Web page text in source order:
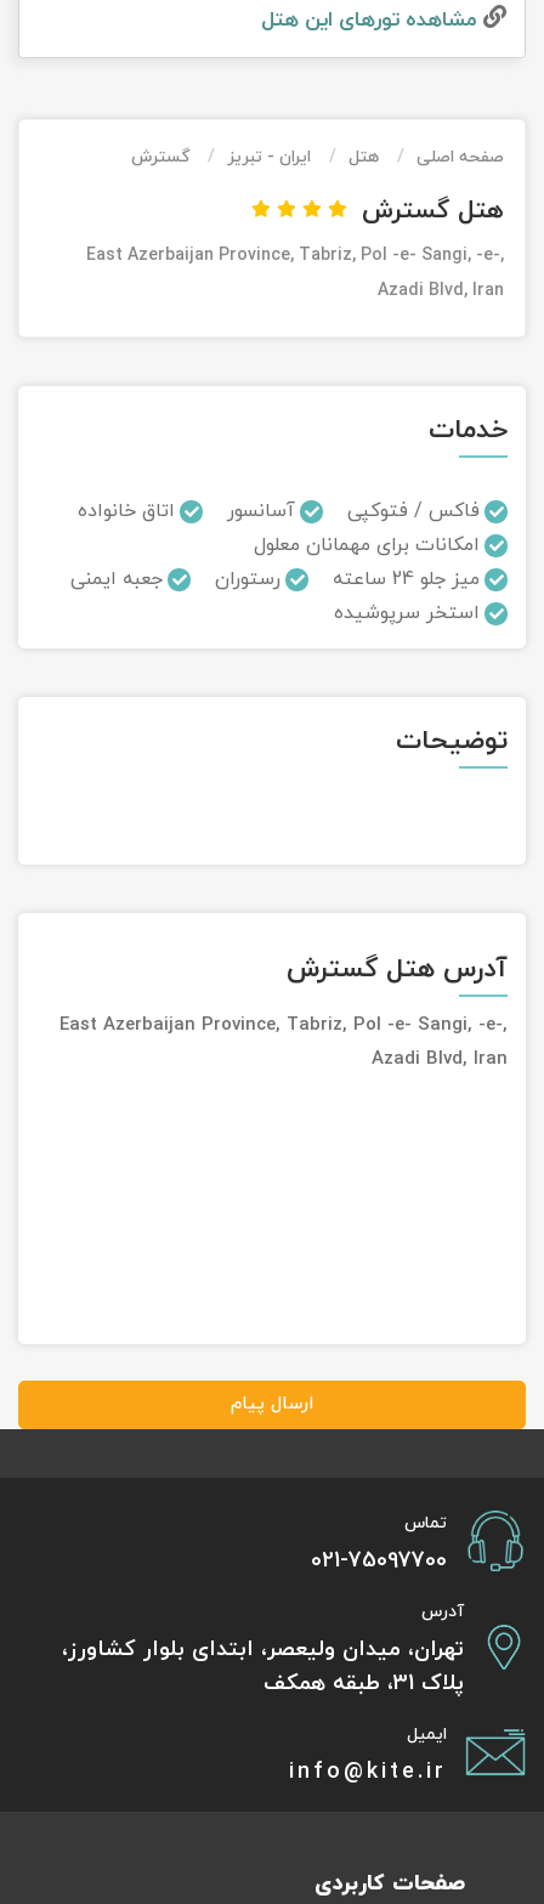
مشاهده تور‌های این هتل
صفحه اصلی هتل ایران - تبریز گسترش
هتل گسترش
East Azerbaijan Province, Tabriz, Pol -e- Sangi, -e-,
Azadi Blvd, Iran
خدمات
فاکس / فتوکپی آسانسور
اتاق خانواده
امکانات برای مهمانان معلول
میز جلو 24 ساعته
رستوران
جعبه ایمنی
استخر سرپوشیده
توضیحات
آدرس هتل گسترش
East Azerbaijan Province, Tabriz, Pol -e- Sangi, -e-,
Azadi Blvd, Iran
ارسال پیام
تماس
021-75097700
آدرس
تهران، میدان ولیعصر، ابتدای بلوار کشاورز،
پلاک 31، طبقه همکف
ایمیل
info@kite.ir
صفحات کاربردی
تور کویر کاراکال
تور کویر مصر
تور کویر ابوزیدآباد
تور گلستان
تور سوباتان
تور چابهار
تور کاشان
تور آفرود
تور کیش از ساری
اقساطی
تور کیش از بندرعباس
اقساطی
تور قزاقستان اقساطی
تور زیارتی اقساطی